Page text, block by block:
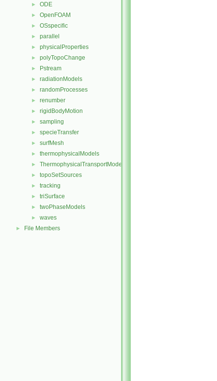
► ODE
► OpenFOAM
► OSspecific
► parallel
► physicalProperties
► polyTopoChange
► Pstream
► radiationModels
► randomProcesses
► renumber
► rigidBodyMotion
► sampling
► specieTransfer
► surfMesh
► thermophysicalModels
► ThermophysicalTransportModels
► topoSetSources
► tracking
► triSurface
► twoPhaseModels
► waves
► File Members